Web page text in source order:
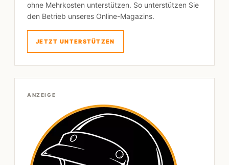
ohne Mehrkosten unterstützen. So unterstützen Sie
den Betrieb unseres Online-Magazins.
JETZT UNTERSTÜTZEN
ANZEIGE